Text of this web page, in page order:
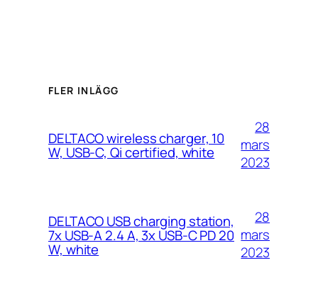
FLER INLÄGG
DELTACO wireless charger, 10
W, USB-C, Qi certified, white
28
mars
2023
DELTACO USB charging station,
7x USB-A 2.4 A, 3x USB-C PD 20
W, white
28
mars
2023